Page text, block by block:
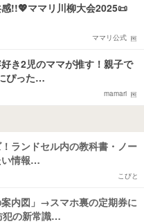
!!💖ママリ川柳大会2025📜
ママリ公式
き2児のママが推す！親子で
ぴった…
mamari
ランドセル内の教科書・ノー
い情報…
こびと
案内図」→スマホ裏の定期券に
の新常識…